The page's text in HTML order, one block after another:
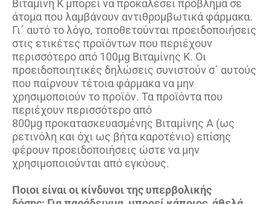
Βιταμίνη Κ μπορεί να προκαλέσει πρόβλημα σε
άτομα που λαμβάνουν αντιθρομβωτικά φάρμακα.
Γι´ αυτό το λόγο, τοποθετούνται προειδοποιήσεις
στις ετικέτες προϊόντων που περιέχουν
περισσότερο από 100μg Βιταμίνης Κ. Οι
προειδοποιητικές δηλώσεις συνιστούν σ´ αυτούς
που παίρνουν τέτοια φάρμακα να μην
χρησιμοποιούν το προϊόν. Τα προϊόντα που
περιέχουν περισσότερο από
800μg προκατασκευασμένης Βιταμίνης Α (ως
ρετινόλη και όχι ως βήτα καροτένιο) επίσης
φέρουν προειδοποιήσεις ώστε να μην
χρησιμοποιούνται από εγκύους.
Ποιοι είναι οι κίνδυνοι της υπερβολικής